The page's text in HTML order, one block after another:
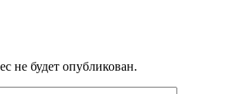
не будет опубликован.